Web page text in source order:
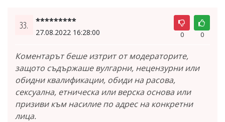
33. *********
27.08.2022 16:28:00 0 0
Коментарът беше изтрит от модераторите,
защото съдържаше вулгарни, нецензурни или
обидни квалификации, обиди на расова,
сексуална, етническа или верска основа или
призиви към насилие по адрес на конкретни
лица.